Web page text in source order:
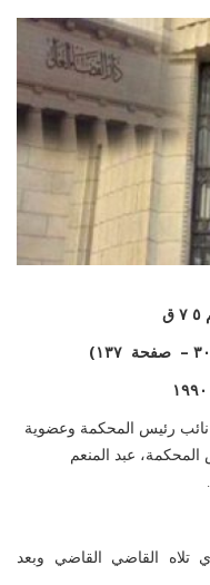
۷ ق
۳۰ – صفحة۱۳۷)
رئيس المحكمة وعضوية
عبد المنعم
تلاه القاضي القاضي وبعد